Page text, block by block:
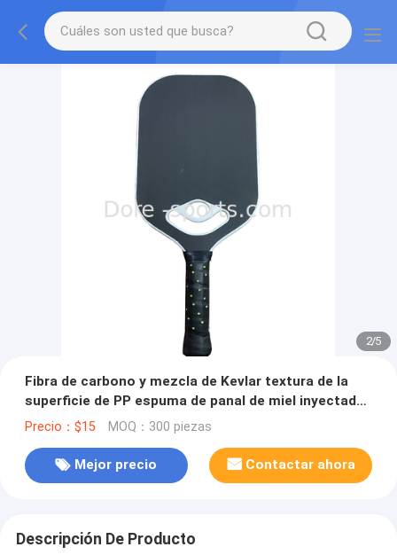
2/5
Fibra de carbono y mezcla de Kevlar textura de la
superficie de PP espuma de panal de miel inyectada
Kevlar Paddle de pickleball termoformado
Precio：$15 MOQ：300 piezas
Mejor precio Contactar ahora
Descripción De Producto